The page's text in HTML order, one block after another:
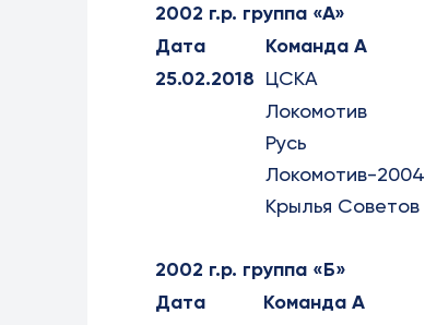
2002 г.р. группа «А»
Дата
Команда А
25.02.2018 ЦСКА
Локомотив
Русь
Локомотив-2004
Крылья Советов
2002 г.р. группа «Б»
Дата
Команда А